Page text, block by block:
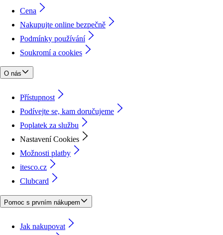
Cena
Nakupujte online bezpečně
Podmínky používání
Soukromí a cookies
O nás
Přístupnost
Podívejte se, kam doručujeme
Poplatek za službu
Nastavení Cookies
Možnosti platby
itesco.cz
Clubcard
Pomoc s prvním nákupem
Jak nakupovat